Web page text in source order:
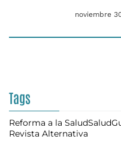
noviembre
Tags
Reforma a la SaludSalud
Revista Alternativa